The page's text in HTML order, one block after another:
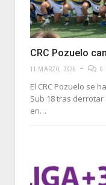
CRC Pozuelo
11 MARZO, 2026 0
El CRC Pozuelo se
Sub 18 tras
en…